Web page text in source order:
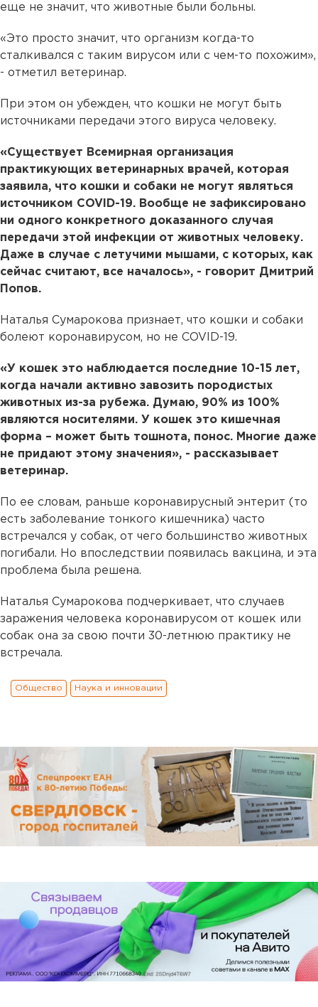
еще не значит, что животные были больны.
«Это просто значит, что организм когда-то
сталкивался с таким вирусом или с чем-то похожим»,
- отметил ветеринар.
При этом он убежден, что кошки не могут быть
источниками передачи этого вируса человеку.
«Существует Всемирная организация
практикующих ветеринарных врачей, которая
заявила, что кошки и собаки не могут являться
источником COVID-19. Вообще не зафиксировано
ни одного конкретного доказанного случая
передачи этой инфекции от животных человеку.
Даже в случае с летучими мышами, с которых, как
сейчас считают, все началось», - говорит Дмитрий
Попов.
Наталья Сумарокова признает, что кошки и собаки
болеют коронавирусом, но не COVID-19.
«У кошек это наблюдается последние 10-15 лет,
когда начали активно завозить породистых
животных из-за рубежа. Думаю, 90% из 100%
являются носителями. У кошек это кишечная
форма – может быть тошнота, понос. Многие даже
не придают этому значения», - рассказывает
ветеринар.
По ее словам, раньше коронавирусный энтерит (то
есть заболевание тонкого кишечника) часто
встречался у собак, от чего большинство животных
погибали. Но впоследствии появилась вакцина, и эта
проблема была решена.
Наталья Сумарокова подчеркивает, что случаев
заражения человека коронавирусом от кошек или
собак она за свою почти 30-летнюю практику не
встречала.
Общество Наука и инновации